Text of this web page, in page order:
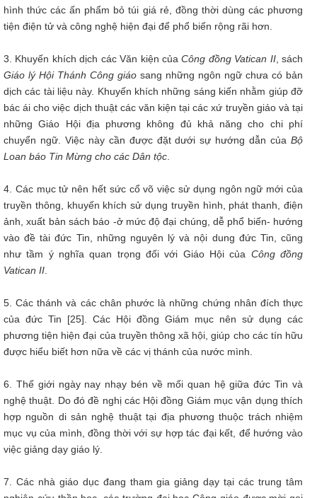
hình thức các ấn phẩm bỏ túi giá rẻ, đồng thời dùng các phương
tiện điện tử và công nghệ hiện đại để phổ biến rộng rãi hơn.
3. Khuyến khích dịch các Văn kiện củaCông đồng Vatican II, sách
Giáo lý Hội Thánh Công giáo sang những ngôn ngữ chưa có bản
dịch các tài liệu này. Khuyến khích những sáng kiến nhằm giúp đỡ
bác ái cho việc dịch thuật các văn kiện tại các xứ truyền giáo và tại
những Giáo Hội địa phương không đủ khả năng cho chi phí
chuyển ngữ. Việc này cần được đặt dưới sự hướng dẫn của Bộ
Loan báo Tin Mừng cho các Dân tộc
4. Các mục tử nên hết sức cổ võ việc sử dụng ngôn ngữ mới của
truyền thông, khuyến khích sử dụng truyền hình, phát thanh, điện
ảnh, xuất bản sách báo -ở mức độ đại chúng, dễ phổ biến- hướng
vào đề tài đức Tin, những nguyên lý và nội dung đức Tin, cũng
như tầm ý nghĩa quan trọng đối với Giáo Hội của Công đồng
Vatican II
5. Các thánh và các chân phước là những chứng nhân đích thực
của đức Tin [25]. Các Hội đồng Giám mục nên sử dụng các
phương tiện hiện đại của truyền thông xã hội, giúp cho các tín hữu
được hiểu biết hơn nữa về các vị thánh của nước mình.
6. Thế giới ngày nay nhạy bén về mối quan hệ giữa đức Tin và
nghệ thuật. Do đó đề nghị các Hội đồng Giám mục vận dụng thích
hợp nguồn di sản nghệ thuật tại địa phương thuộc trách nhiệm
mục vụ của mình, đồng thời với sự hợp tác đại kết, để hướng vào
việc giảng dạy giáo lý.
7. Các nhà giáo dục đang tham gia giảng dạy tại các trung tâm